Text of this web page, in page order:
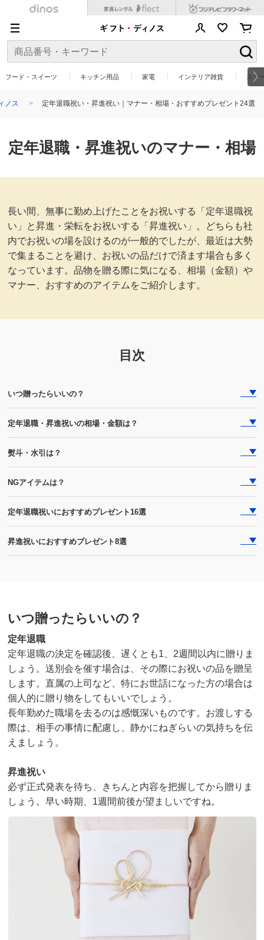
フード・スイーツ キッチン用品 家電 インテリア雑貨 ステ
ノス 定年退職祝い・昇進祝い｜マナー・相場・おすすめプレゼント24選
定年退職・昇進祝いのマナー・相場
長い間、無事に勤め上げたことをお祝いする「定年退職祝
い」と昇進・栄転をお祝いする「昇進祝い」。 どちらも社
内でお祝いの場を設けるのが一般的でしたが、最近は大勢
で集まることを避け、お祝いの品だけで済ます場合も多く
なっています。品物を贈る際に気になる、相場（金額）や
マナー、おすすめのアイテムをご紹介します。
目次
いつ贈ったらいいの？
定年退職・昇進祝いの相場・金額は？
熨斗・水引は？
NGアイテムは？
定年退職祝いにおすすめプレゼント16選
昇進祝いにおすすめプレゼント8選
いつ贈ったらいいの？
定年退職
定年退職の決定を確認後、遅くとも1、2週間以内に贈りま
しょう。送別会を催す場合は、その際にお祝いの品を贈呈
します。直属の上司など、特にお世話になった方の場合は
個人的に贈り物をしてもいいでしょう。
長年勤めた職場を去るのは感慨深いものです。お渡しする
際は、相手の事情に配慮し、静かにねぎらいの気持ちを伝
えましょう。
昇進祝い
必ず正式発表を待ち、きちんと内容を把握してから贈りま
しょう。早い時期、1週間前後が望ましいですね。